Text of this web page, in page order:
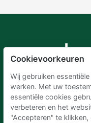
Cookievoorkeuren
Wij gebruiken
werken. Met uw
essentiële cookies
verbeteren en het
"Accepteren" te